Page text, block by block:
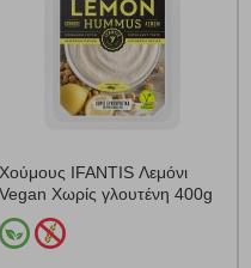
Χούμους IFANTIS Λεμόνι
Vegan Χωρίς γλουτένη 400g